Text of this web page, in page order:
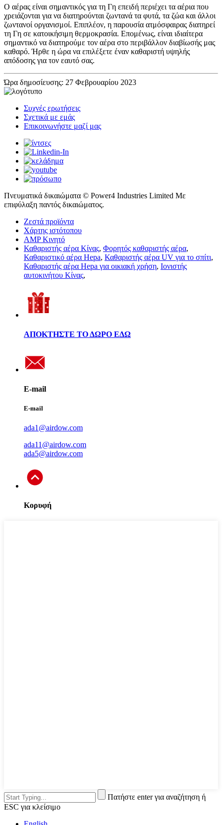
Ο αέρας είναι σημαντικός για τη Γη επειδή περιέχει τα αέρια που
χρειάζονται για να διατηρούνται ζωντανά τα φυτά, τα ζώα και άλλοι
ζωντανοί οργανισμοί. Επιπλέον, η παρουσία ατμόσφαιρας διατηρεί
τη Γη σε κατοικήσιμη θερμοκρασία. Επομένως, είναι ιδιαίτερα
σημαντικό να διατηρούμε τον αέρα στο περιβάλλον διαβίωσής μας
καθαρό. Ήρθε η ώρα να επιλέξετε έναν καθαριστή υψηλής
απόδοσης για τον εαυτό σας.
Ώρα δημοσίευσης: 27 Φεβρουαρίου 2023
Συχνές ερωτήσεις
Σχετικά με εμάς
Επικοινωνήστε μαζί μας
Πνευματικά δικαιώματα © Power4 Industries Limited Με
επιφύλαξη παντός δικαιώματος.
Ζεστά προϊόντα
Χάρτης ιστότοπου
AMP Κινητό
Καθαριστής αέρα Κίνας, Φορητός καθαριστής αέρα,
Καθαριστικό αέρα Hepa, Καθαριστής αέρα UV για το σπίτι,
Καθαριστής αέρα Hepa για οικιακή χρήση, Ιονιστής
αυτοκινήτου Κίνας,
ΑΠΟΚΤΗΣΤΕ ΤΟ ΔΩΡΟ ΕΔΩ
E-mail
E-mail
ada1@airdow.com
ada11@airdow.com
ada5@airdow.com
Κορυφή
Πατήστε enter για αναζήτηση ή
ESC για κλείσιμο